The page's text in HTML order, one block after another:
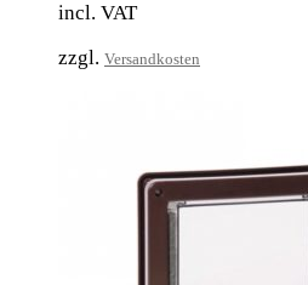
incl. VAT
zzgl. Versandkosten